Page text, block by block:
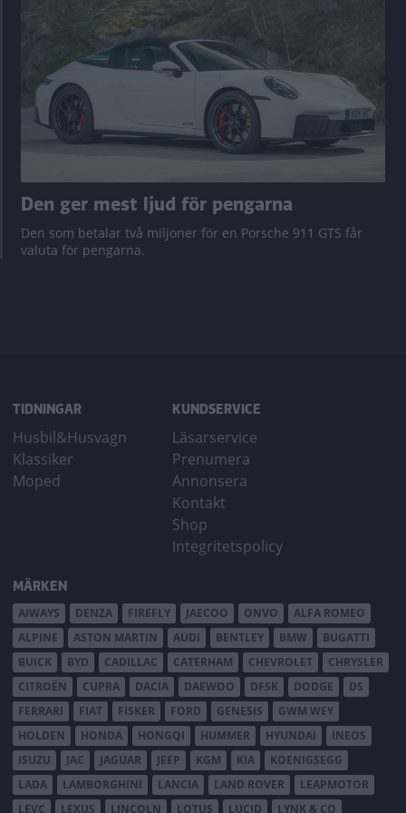
Den ger mest ljud för pengarna
Den som betalar två miljoner för en Porsche 911 GTS får
valuta för pengarna.
TIDNINGAR
Husbil&Husvagn
Klassiker
Moped
KUNDSERVICE
Läsarservice
Prenumera
Annonsera
Kontakt
Shop
Integritetspolicy
MÄRKEN
AIWAYS DENZA FIREFLY JAECOO ONVO
ALFA ROMEO
ALPINE
ASTON MARTIN AUDI BENTLEY BMW
BUGATTI
BUICK
BYD CADILLAC CATERHAM CHEVROLET
CHRYSLER
CITROËN
CUPRA DACIA DAEWOO DFSK DODGE
DS
FERRARI
FIAT FISKER FORD GENESIS
GWM WEY
HOLDEN
HONDA HONGQI HUMMER HYUNDAI
INEOS
ISUZU
JAC JAGUAR JEEP KGM KIA
KOENIGSEGG
LADA
LAMBORGHINI LANCIA LAND ROVER
LEAPMOTOR
LEVC
LEXUS LINCOLN LOTUS LUCID LYNK & CO